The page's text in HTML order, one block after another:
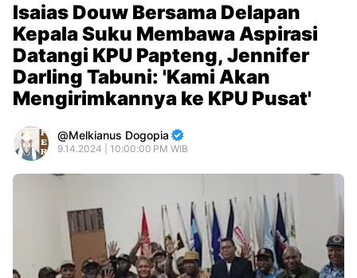
Isaias Douw Bersama Delapan
Kepala Suku Membawa Aspirasi
Datangi KPU Papteng, Jennifer
Darling Tabuni: 'Kami Akan
Mengirimkannya ke KPU Pusat'
Melkianus Dogopia
9.14.2024 | 10:00:00 PM WIB